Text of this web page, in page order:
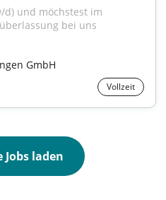
d) und möchstest im
bei uns
GmbH
Vollzeit
laden